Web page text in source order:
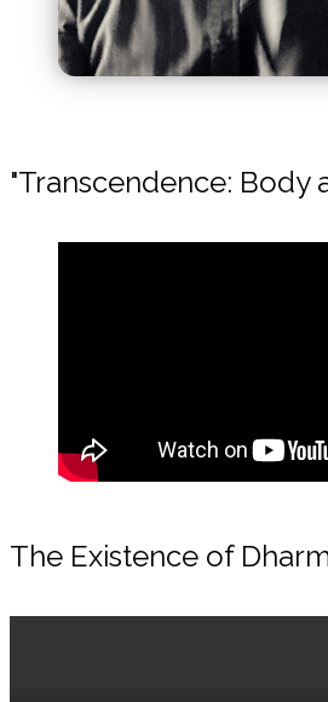
"Transcendence: Body
The Existence of